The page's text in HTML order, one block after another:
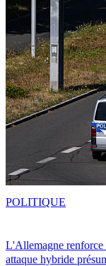
L'Allemagne renforce
attaque hybride
POLITIQUE